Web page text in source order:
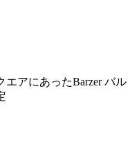
エアにあったBarzer バル